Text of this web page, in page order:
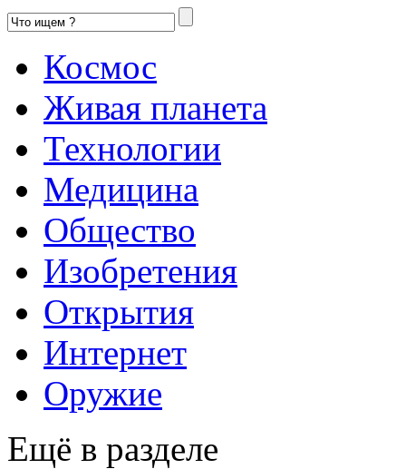
Космос
Живая планета
Технологии
Медицина
Общество
Изобретения
Открытия
Интернет
Оружие
Ещё в разделе